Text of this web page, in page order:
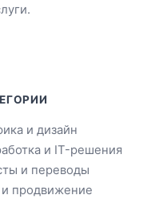
и дизайн
и IT-решения
и переводы
и продвижение